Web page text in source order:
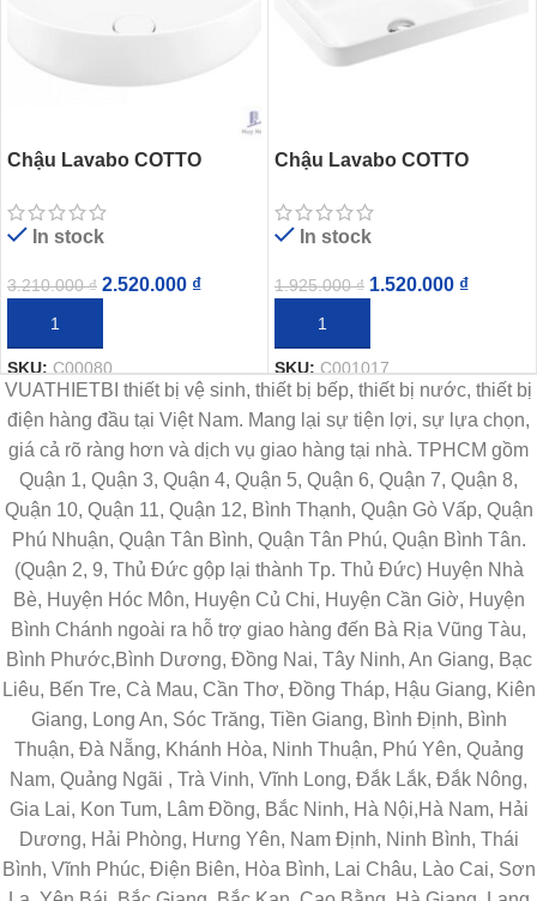
Chậu Lavabo COTTO
In stock
3.210.000₫ 2.520.000 ₫
THÊM VÀO GIỎ HÀNG
SKU:C00080
Chậu Lavabo COTTO
Modish
In stock
1.925.000₫ 1.520.000 ₫
THÊM VÀO GIỎ HÀNG
SKU:C001017
VUATHIETBI thiết bị vệ sinh, thiết bị bếp, thiết bị nước, thiết bị
điện hàng đầu tại Việt Nam. Mang lại sự tiện lợi, sự lựa chọn,
giá cả rõ ràng hơn và dịch vụ giao hàng tại nhà. TPHCM gồm
Quận 1, Quận 3, Quận 4, Quận 5, Quận 6, Quận 7, Quận 8,
Quận 10, Quận 11, Quận 12, Bình Thạnh, Quận Gò Vấp, Quận
Phú Nhuận, Quận Tân Bình, Quận Tân Phú, Quận Bình Tân.
(Quận 2, 9, Thủ Đức gộp lại thành Tp. Thủ Đức) Huyện Nhà
Bè, Huyện Hóc Môn, Huyện Củ Chi, Huyện Cần Giờ, Huyện
Bình Chánh ngoài ra hỗ trợ giao hàng đến Bà Rịa Vũng Tàu,
Bình Phước,Bình Dương, Đồng Nai, Tây Ninh, An Giang, Bạc
Liêu, Bến Tre, Cà Mau, Cần Thơ, Đồng Tháp, Hậu Giang, Kiên
Giang, Long An, Sóc Trăng, Tiền Giang, Bình Định, Bình
Thuận, Đà Nẵng, Khánh Hòa, Ninh Thuận, Phú Yên, Quảng
Nam, Quảng Ngãi , Trà Vinh, Vĩnh Long, Đắk Lắk, Đắk Nông,
Gia Lai, Kon Tum, Lâm Đồng, Bắc Ninh, Hà Nội,Hà Nam, Hải
Dương, Hải Phòng, Hưng Yên, Nam Định, Ninh Bình, Thái
Bình, Vĩnh Phúc, Điện Biên, Hòa Bình, Lai Châu, Lào Cai, Sơn